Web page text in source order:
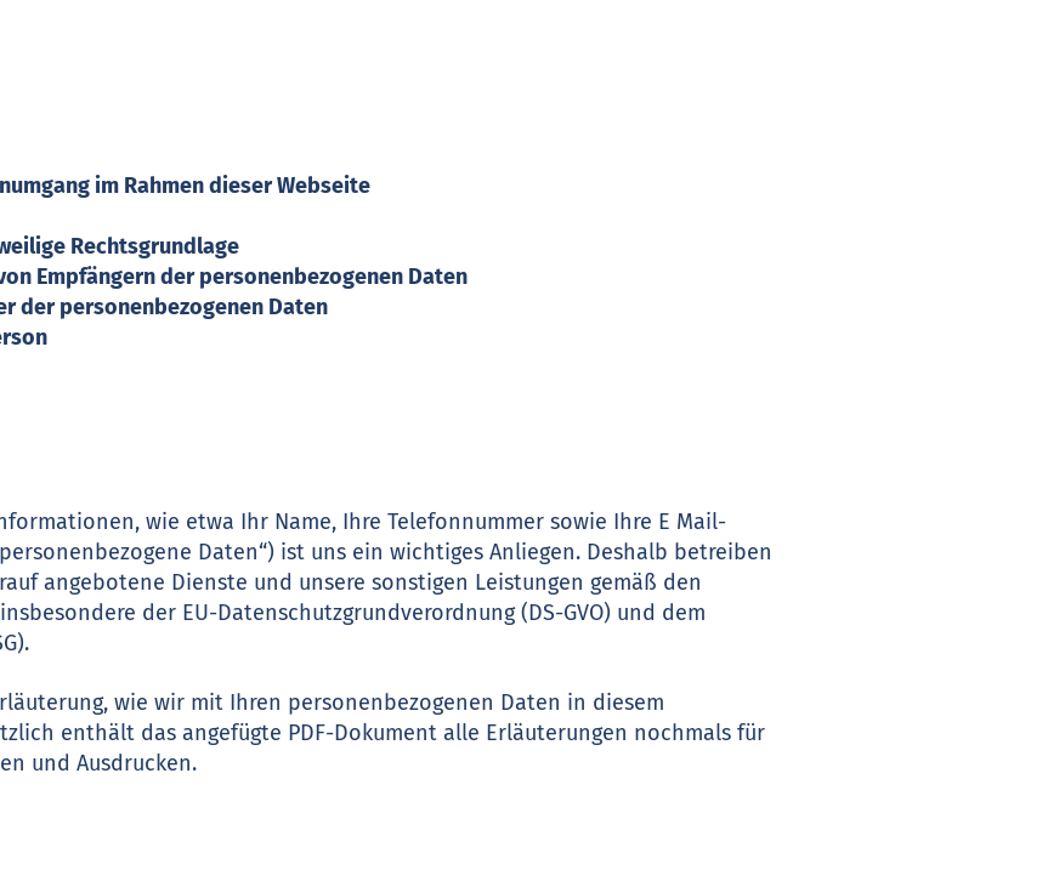
im Rahmen dieser Webseite
Rechtsgrundlage
Empfängern der personenbezogenen Daten
der personenbezogenen Daten
wie etwa Ihr Name, Ihre Telefonnummer sowie Ihre E Mail-
Daten“) ist uns ein wichtiges Anliegen. Deshalb betreiben
angebotene Dienste und unsere sonstigen Leistungen gemäß den
der EU-Datenschutzgrundverordnung (DS-GVO) und dem
wie wir mit Ihren personenbezogenen Daten in diesem
enthält das angefügte PDF-Dokument alle Erläuterungen nochmals für
und Ausdrucken.